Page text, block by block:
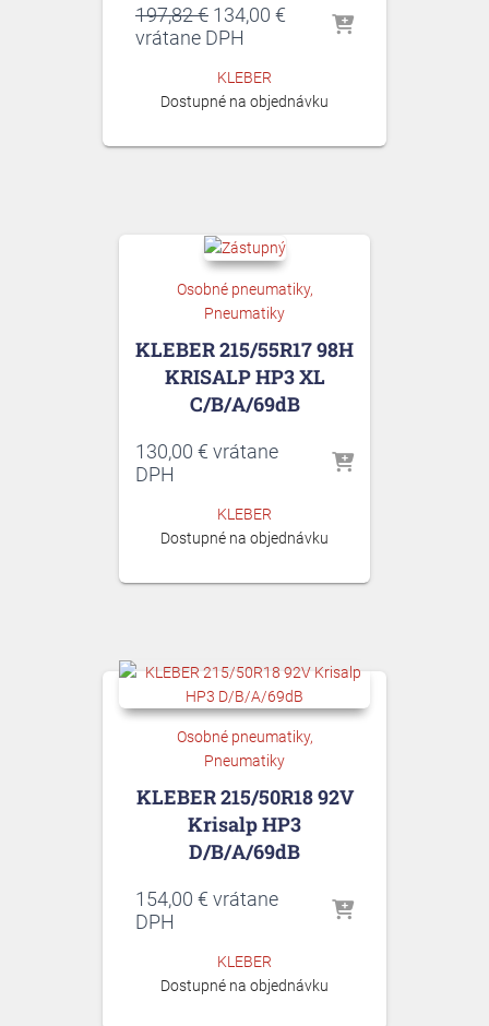
197,82€ Pôvodná
cena
197,82 €.
134,00 € Aktuálna
vrátane DPH
KLEBER
Dostupné na objednávku
Osobné pneumatiky
Pneumatiky
KLEBER 215/55R17 98H
KRISALP HP3 XL
C/B/A/69dB
130,00 € vrátane
DPH
KLEBER
Dostupné na objednávku
Osobné pneumatiky
Pneumatiky
KLEBER 215/50R18 92V
Krisalp HP3
D/B/A/69dB
154,00 € vrátane
DPH
KLEBER
Dostupné na objednávku